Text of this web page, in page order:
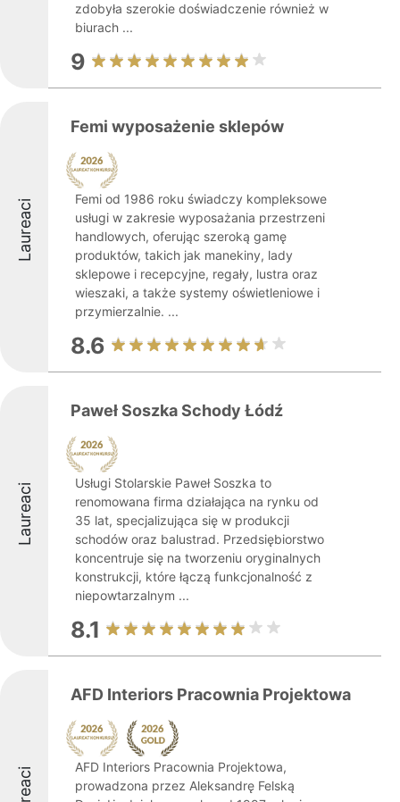
zdobyła szerokie doświadczenie również w
biurach ...
9
Laureaci
Femi wyposażenie sklepów
Femi od 1986 roku świadczy kompleksowe
usługi w zakresie wyposażania przestrzeni
handlowych, oferując szeroką gamę
produktów, takich jak manekiny, lady
sklepowe i recepcyjne, regały, lustra oraz
wieszaki, a także systemy oświetleniowe i
przymierzalnie. ...
8.6
Laureaci
Paweł Soszka Schody Łódź
Usługi Stolarskie Paweł Soszka to
renomowana firma działająca na rynku od
35 lat, specjalizująca się w produkcji
schodów oraz balustrad. Przedsiębiorstwo
koncentruje się na tworzeniu oryginalnych
konstrukcji, które łączą funkcjonalność z
niepowtarzalnym ...
8.1
AFD Interiors Pracownia Projektowa
AFD Interiors Pracownia Projektowa,
prowadzona przez Aleksandrę Felską